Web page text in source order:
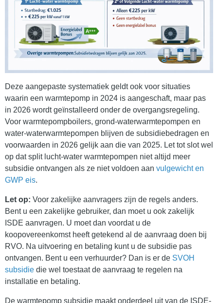
Deze aangepaste systematiek geldt ook voor situaties
waarin een warmtepomp in 2024 is aangeschaft, maar pas
in 2026 wordt geïnstalleerd onder de overgangsregeling.
Voor warmtepompboilers, grond-waterwarmtepompen en
water-waterwarmtepompen blijven de subsidiebedragen en
voorwaarden in 2026 gelijk aan die van 2025. Let tot slot wel
op dat split lucht-water warmtepompen niet altijd meer
subsidie ontvangen als ze niet voldoen aan vulgewicht en
GWP eis.
Let op: Voor zakelijke aanvragers zijn de regels anders.
Bent u een zakelijke gebruiker, dan moet u ook zakelijk
ISDE aanvragen. U moet dan voordat u de
koopovereenkomst heeft getekend al de aanvraag doen bij
RVO. Na uitvoering en betaling kunt u de subsidie pas
ontvangen. Bent u een verhuurder? Dan is er de SVOH
subsidie die wel toestaat de aanvraag te regelen na
installatie en betaling.
De warmtepomp subsidie maakt onderdeel uit van de ISDE-